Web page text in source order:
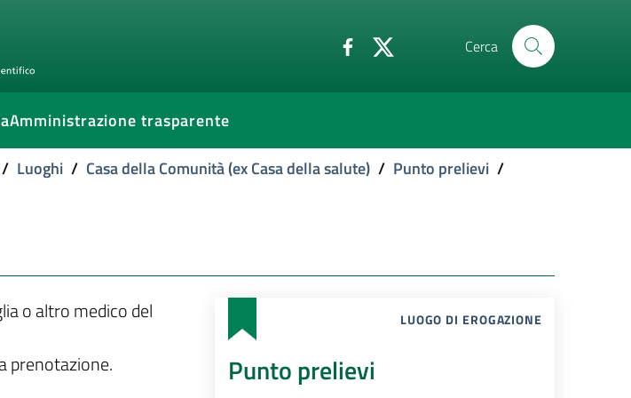
Cerca
Amministrazione trasparente
/ Luoghi / Casa della Comunità (ex Casa della salute) / Punto prelievi /
o altro medico del
prenotazione.
LUOGO DI EROGAZIONE
Punto prelievi